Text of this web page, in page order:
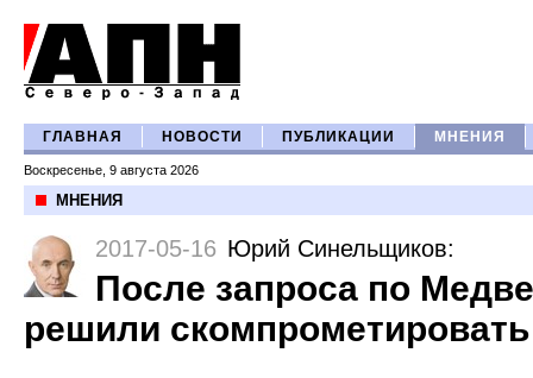
ГЛАВНАЯ НОВОСТИ ПУБЛИКАЦИИ МНЕНИЯ
Воскресенье, 9 августа 2026
МНЕНИЯ
2017-05-16 Юрий Синельщиков:
После запроса по
решили скомпрометировать